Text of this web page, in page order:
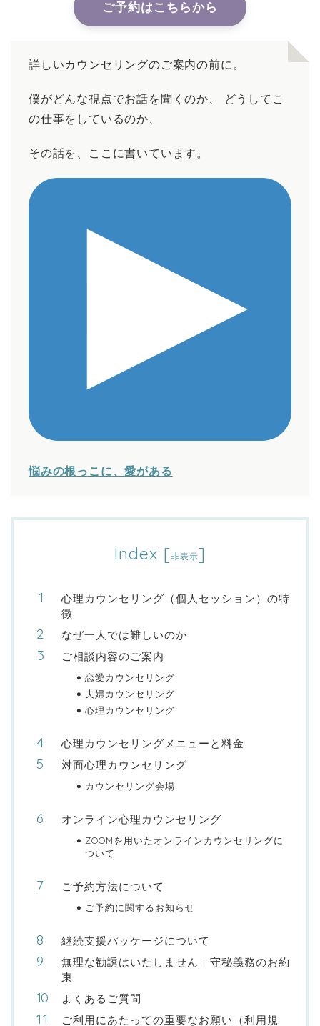
ご予約はこちらから
詳しいカウンセリングのご案内の前に。
僕がどんな視点でお話を聞くのか、 どうしてこ
の仕事をしているのか、
その話を、ここに書いています。
悩みの根っこに、愛がある
Index [非表示]
心理カウンセリング（個人セッション）の特
徴
なぜ一人では難しいのか
ご相談内容のご案内
恋愛カウンセリング
夫婦カウンセリング
心理カウンセリング
心理カウンセリングメニューと料金
対面心理カウンセリング
カウンセリング会場
オンライン心理カウンセリング
ZOOMを用いたオンラインカウンセリングに
ついて
ご予約方法について
ご予約に関するお知らせ
継続支援パッケージについて
無理な勧誘はいたしません｜守秘義務のお約
束
よくあるご質問
ご利用にあたっての重要なお願い（利用規